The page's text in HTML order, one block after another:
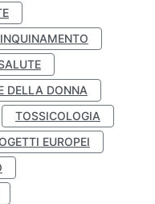
INQUINAMENTO
DELLA DONNA
TOSSICOLOGIA
EUROPEI